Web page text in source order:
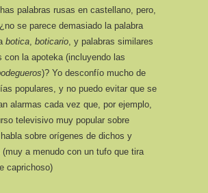
palabras rusas en castellano, pero,
se parece demasiado la palabra
botica, boticario, y palabras similares
con la apoteka (incluyendo las
)? Yo desconfío mucho de
populares, y no puedo evitar que se
alarmas cada vez que, por ejemplo,
televisivo muy popular sobre
sobre orígenes de dichos y
(muy a menudo con un tufo que tira
caprichoso)